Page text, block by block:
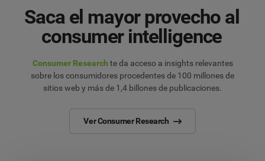
Saca el mayor provecho al
consumer intelligence
Consumer Research te da acceso a insights relevantes
sobre los consumidores procedentes de 100 millones de
sitios web y más de 1,4 billones de publicaciones.
Ver Consumer Research